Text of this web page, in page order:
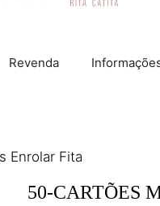
Revenda
Enrolar Fita
50-CARTÕES